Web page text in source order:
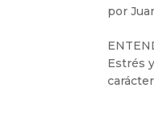
por
Estrés